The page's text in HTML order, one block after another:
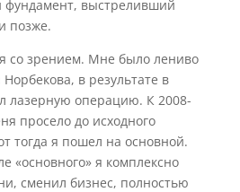
фундамент, выстреливший
позже.
со зрением. Мне было лениво
в результате в
лазерную операцию. К 2008-
просело до исходного
тогда я пошел на основной.
«основного» я комплексно
сменил бизнес, полностью